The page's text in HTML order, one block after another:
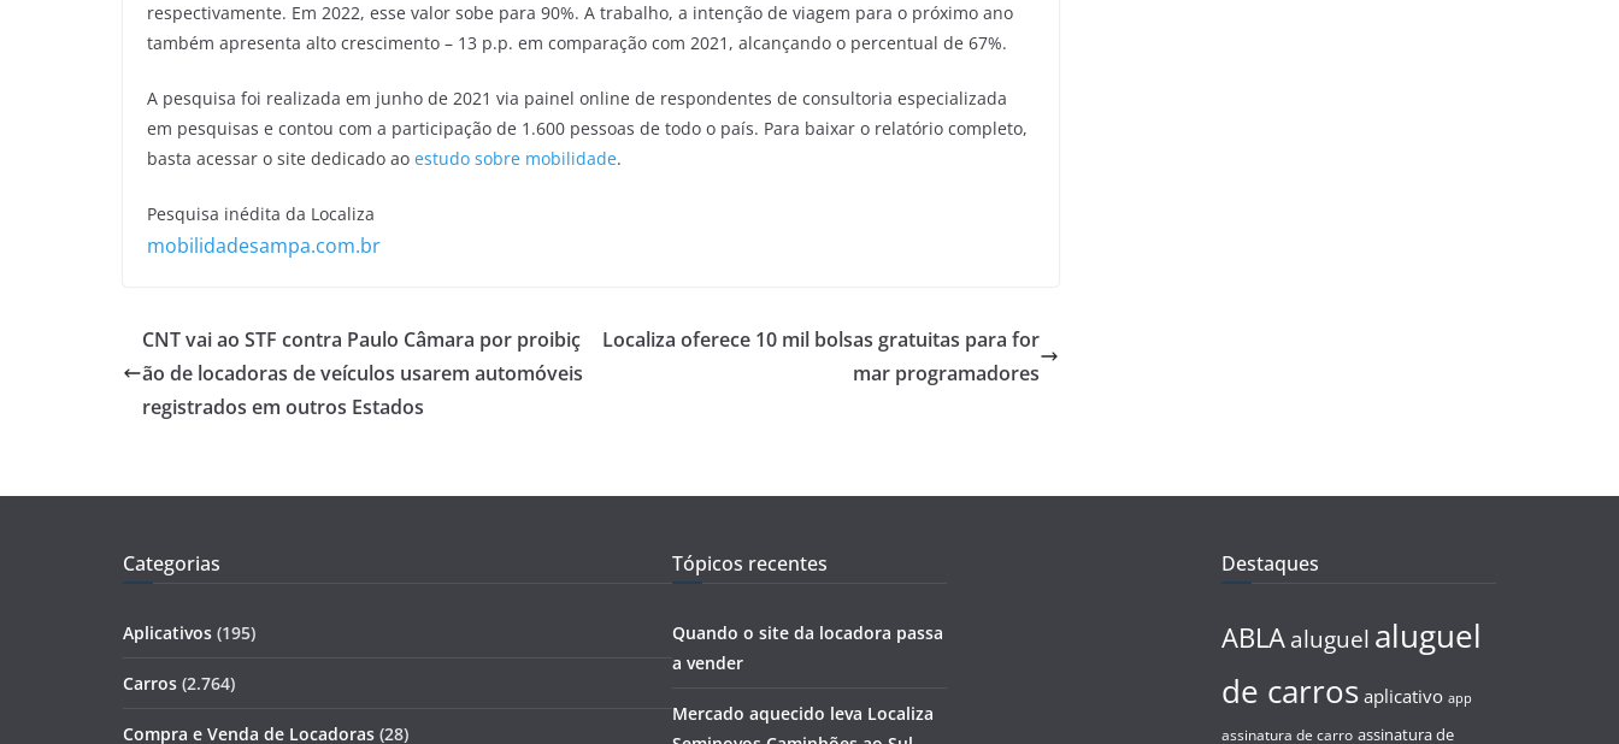
respectivamente. Em 2022, esse valor sobe para 90%. A trabalho, a intenção de viagem para o próximo ano
também apresenta alto crescimento – 13 p.p. em comparação com 2021, alcançando o percentual de 67%.
A pesquisa foi realizada em junho de 2021 via painel online de respondentes de consultoria especializada
em pesquisas e contou com a participação de 1.600 pessoas de todo o país. Para baixar o relatório completo,
basta acessar o site dedicado ao estudo sobre mobilidade.
Pesquisa inédita da Localiza
mobilidadesampa.com.br
CNT vai ao STF contra Paulo Câmara por proibiç
ão de locadoras de veículos usarem automóveis
registrados em outros Estados
Localiza oferece 10 mil bolsas gratuitas para for
mar programadores
Categorias
Aplicativos (195)
Carros (2.764)
Compra e Venda de Locadoras (28)
Tópicos recentes
Quando o site da locadora passa
a vender
Mercado aquecido leva Localiza
Destaques
ABLA aluguel aluguel
de carros aplicativo app
assinatura de carro assinatura de